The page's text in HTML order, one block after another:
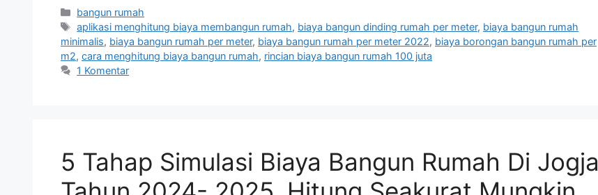
Kategori
bangun rumah
Tag
aplikasi menghitung biaya membangun rumah, biaya bangun dinding rumah per meter, biaya bangun rumah
minimalis, biaya bangun rumah per meter, biaya bangun rumah per meter 2022, biaya borongan bangun rumah per
m2, cara menghitung biaya bangun rumah, rincian biaya bangun rumah 100 juta
1 Komentar
5 Tahap Simulasi Biaya Bangun Rumah Di Jogja